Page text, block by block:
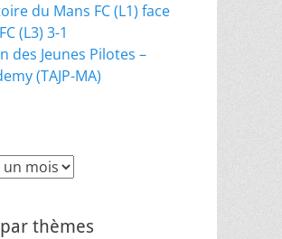
du Mans FC (L1) face
(L3) 3-1
des Jeunes Pilotes –
(TAJP-MA)
thèmes